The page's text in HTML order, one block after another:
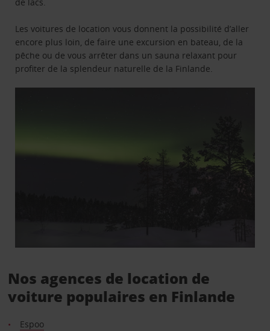
Les voitures de location vous donnent la possibilité d’aller
encore plus loin, de faire une excursion en bateau, de la
pêche ou de vous arrêter dans un sauna relaxant pour
profiter de la splendeur naturelle de la Finlande.
Nos agences de location de
voiture populaires en Finlande
Espoo